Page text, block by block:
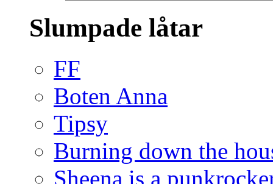
Slumpade låtar
FF
Boten Anna
Tipsy
Burning down the
Sheena is a